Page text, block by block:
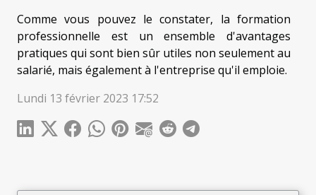
Comme vous pouvez le constater, la formation
professionnelle est un ensemble d'avantages
pratiques qui sont bien sûr utiles non seulement au
salarié, mais également à l'entreprise qu'il emploie.
Lundi 13 février 2023 17:52